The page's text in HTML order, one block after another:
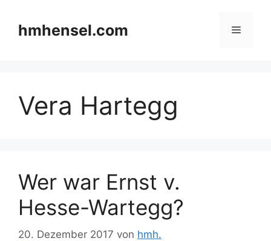
Inhalt
springen
hmhensel.com Menü
Vera Hartegg
Wer war Ernst v.
Hesse-Wartegg?
20. Dezember 2017 von hmh.